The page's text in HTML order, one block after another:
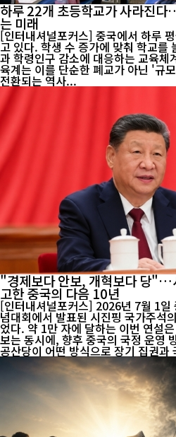
하루 22개 초등학교가 사라진
는 미래
[인터내셔널포커스] 중국에서 하루
고 있다. 학생 수 증가에 맞춰 학교를
과 학령인구 감소에 대응하는 교육체
육계는 이를 단순한 폐교가 아닌 '규
전환되는 역사...
"경제보다 안보, 개혁보다 당"…
고한 중국의 다음 10년
[인터내셔널포커스] 2026년 7월 1일
념대회에서 발표된 시진핑 국가주석
었다. 약 1만 자에 달하는 이번 연설
보는 동시에, 향후 중국의 국정 운영
공산당이 어떤 방식으로 장기 집권과